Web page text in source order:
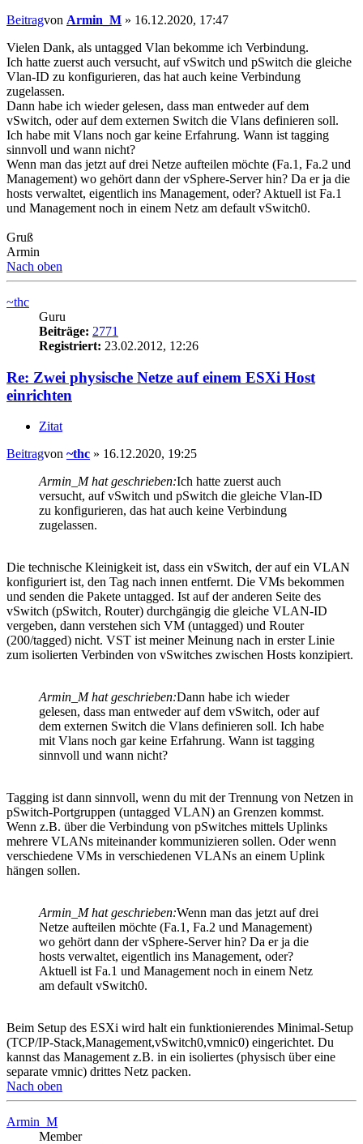
Beitragvon Armin_M » 16.12.2020, 17:47
Vielen Dank, als untagged Vlan bekomme ich Verbindung.
Ich hatte zuerst auch versucht, auf vSwitch und pSwitch die gleiche
Vlan-ID zu konfigurieren, das hat auch keine Verbindung
zugelassen.
Dann habe ich wieder gelesen, dass man entweder auf dem
vSwitch, oder auf dem externen Switch die Vlans definieren soll.
Ich habe mit Vlans noch gar keine Erfahrung. Wann ist tagging
sinnvoll und wann nicht?
Wenn man das jetzt auf drei Netze aufteilen möchte (Fa.1, Fa.2 und
Management) wo gehört dann der vSphere-Server hin? Da er ja die
hosts verwaltet, eigentlich ins Management, oder? Aktuell ist Fa.1
und Management noch in einem Netz am default vSwitch0.
Gruß
Armin
Nach oben
~thc
Guru
Beiträge: 2771
Registriert: 23.02.2012, 12:26
Re: Zwei physische Netze auf einem ESXi Host
einrichten
Zitat
Beitragvon ~thc » 16.12.2020, 19:25
Armin_M hat geschrieben:Ich hatte zuerst auch
versucht, auf vSwitch und pSwitch die gleiche Vlan-ID
zu konfigurieren, das hat auch keine Verbindung
zugelassen.
Die technische Kleinigkeit ist, dass ein vSwitch, der auf ein VLAN
konfiguriert ist, den Tag nach innen entfernt. Die VMs bekommen
und senden die Pakete untagged. Ist auf der anderen Seite des
vSwitch (pSwitch, Router) durchgängig die gleiche VLAN-ID
vergeben, dann verstehen sich VM (untagged) und Router
(200/tagged) nicht. VST ist meiner Meinung nach in erster Linie
zum isolierten Verbinden von vSwitches zwischen Hosts konzipiert.
Armin_M hat geschrieben:Dann habe ich wieder
gelesen, dass man entweder auf dem vSwitch, oder auf
dem externen Switch die Vlans definieren soll. Ich habe
mit Vlans noch gar keine Erfahrung. Wann ist tagging
sinnvoll und wann nicht?
Tagging ist dann sinnvoll, wenn du mit der Trennung von Netzen in
pSwitch-Portgruppen (untagged VLAN) an Grenzen kommst.
Wenn z.B. über die Verbindung von pSwitches mittels Uplinks
mehrere VLANs miteinander kommunizieren sollen. Oder wenn
verschiedene VMs in verschiedenen VLANs an einem Uplink
hängen sollen.
Armin_M hat geschrieben:Wenn man das jetzt auf drei
Netze aufteilen möchte (Fa.1, Fa.2 und Management)
wo gehört dann der vSphere-Server hin? Da er ja die
hosts verwaltet, eigentlich ins Management, oder?
Aktuell ist Fa.1 und Management noch in einem Netz
am default vSwitch0.
Beim Setup des ESXi wird halt ein funktionierendes Minimal-Setup
(TCP/IP-Stack,Management,vSwitch0,vmnic0) eingerichtet. Du
kannst das Management z.B. in ein isoliertes (physisch über eine
separate vmnic) drittes Netz packen.
Nach oben
Armin_M
Member